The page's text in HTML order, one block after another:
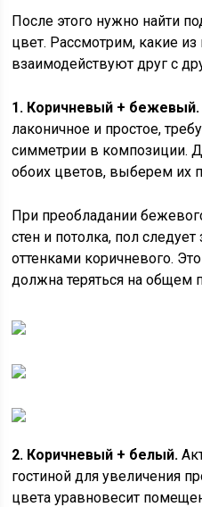
После этого нужно найти
цвет. Рассмотрим, какие
взаимодействуют друг с
1. Коричневый + бежевый.
лаконичное и простое,
симметрии в композиции.
обоих цветов, выберем их
При преобладании
стен и потолка, пол
оттенками коричневого.
должна теряться на общем
2. Коричневый + белый.
гостиной для увеличения
цвета уравновесит